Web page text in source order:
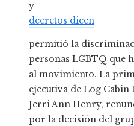
y
decretos dicen
permitió la
personas LGBTQ que
al movimiento. La
ejecutiva de Log Cabin
Jerri Ann Henry,
por la decisión del